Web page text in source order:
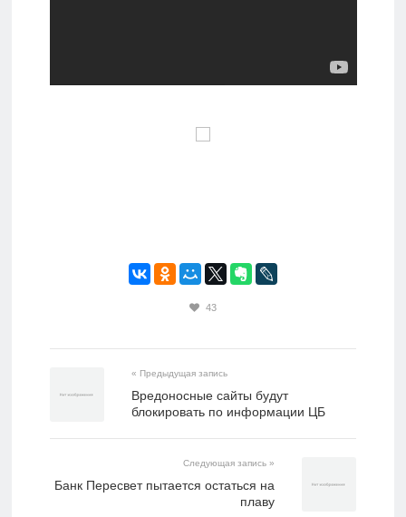
43
« Предыдущая запись
Вредоносные сайты будут
блокировать по информации ЦБ
Следующая запись »
Банк Пересвет пытается остаться на
плаву